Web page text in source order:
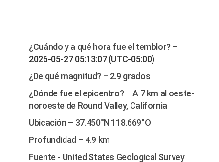
¿Cuándo y a qué hora fue el temblor? –
2026-05-27 05:13:07 (UTC-05:00)
¿De qué magnitud? – 2.9 grados
¿Dónde fue el epicentro? – A 7 km al oeste-
noroeste de Round Valley, California
Ubicación – 37.450°N 118.669°O
Profundidad – 4.9 km
Fuente - United States Geological Survey